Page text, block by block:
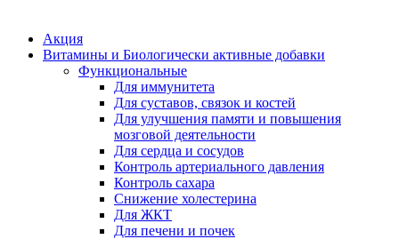
Акция
Витамины и Биологически активные добавки
Функциональные
Для иммунитета
Для суставов, связок и костей
Для улучшения памяти и повышения
мозговой деятельности
Для сердца и сосудов
Контроль артериального давления
Контроль сахара
Снижение холестерина
Для ЖКТ
Для печени и почек